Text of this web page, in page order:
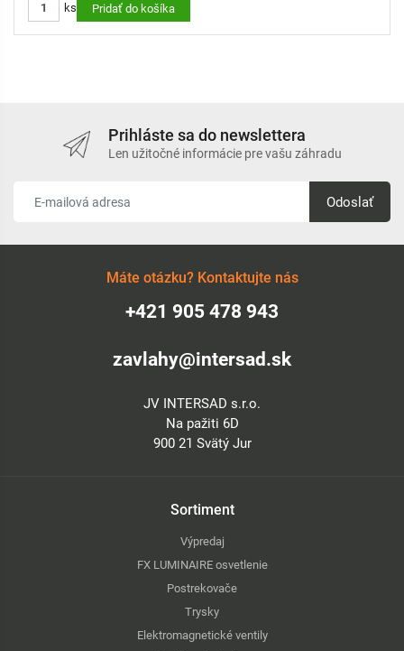
ks Pridať do košíka
Prihláste sa do newslettera
Len užitočné informácie pre vašu záhradu
Odoslať
Máte otázku? Kontaktujte nás
+421 905 478 943
zavlahy@intersad.sk
JV INTERSAD s.r.o.
Na pažiti 6D
900 21 Svätý Jur
Sortiment
Výpredaj
FX LUMINAIRE osvetlenie
Postrekovače
Trysky
Elektromagnetické ventily